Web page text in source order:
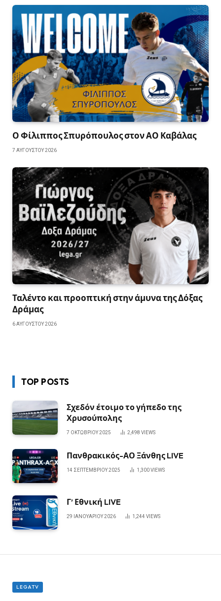
Ο Φίλιππος Σπυρόπουλος στον ΑΟ Καβάλας
7 ΑΥΓΟΎΣΤΟΥ 2026
Ταλέντο και προοπτική στην άμυνα της Δόξας
Δράμας
6 ΑΥΓΟΎΣΤΟΥ 2026
TOP POSTS
Σχεδόν έτοιμο το γήπεδο της
Χρυσούπολης
7 ΟΚΤΩΒΡΊΟΥ 2025 2,498 VIEWS
Πανθρακικός-ΑΟ Ξάνθης LIVE
14 ΣΕΠΤΕΜΒΡΊΟΥ 2025 1,300VIEWS
Γ’ Εθνική LIVE
29 ΙΑΝΟΥΑΡΊΟΥ 2026 1,244 VIEWS
LEGATV